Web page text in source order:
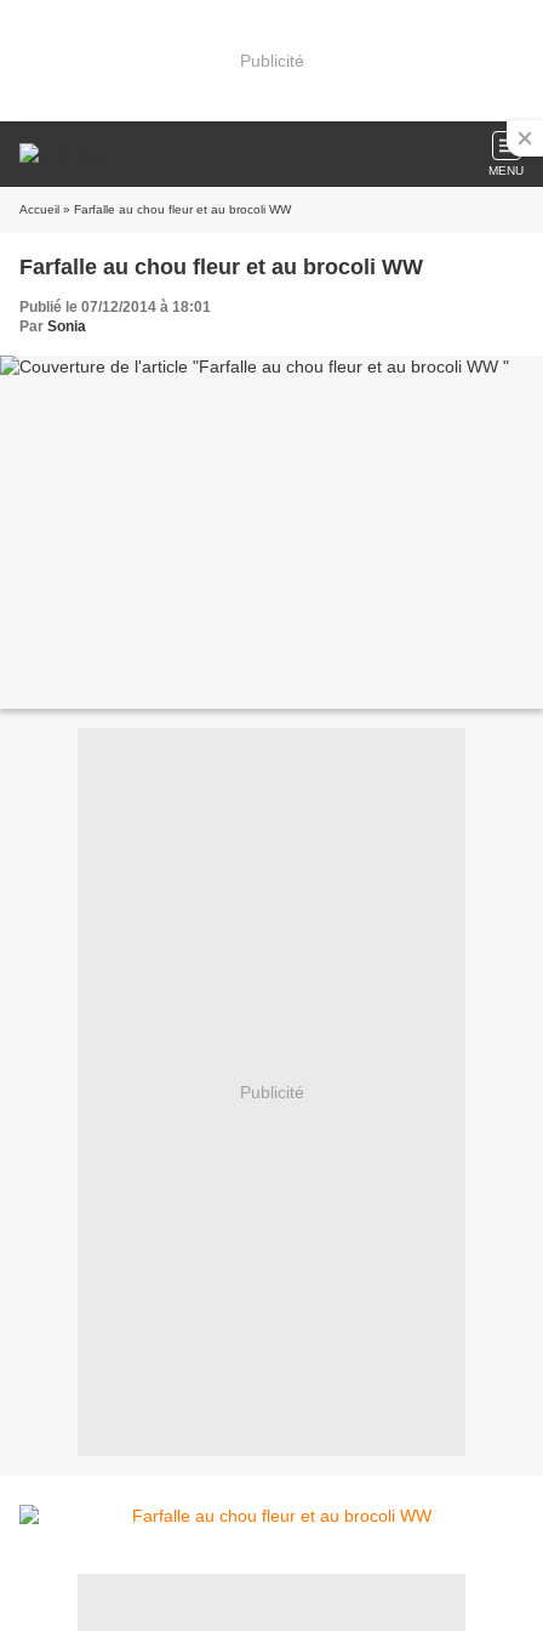
Publicité
MENU
Accueil » Farfalle au chou fleur et au brocoli WW
Farfalle au chou fleur et au brocoli WW
Publié le 07/12/2014 à 18:01
Par Sonia
Publicité